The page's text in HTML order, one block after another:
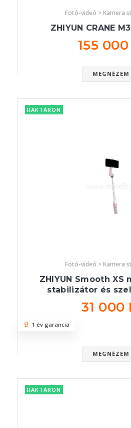
Fotó-videó > Kamera
ZHIYUN CRANE
155
MEGNÉZEM
RAKTÁRON
Fotó-videó > Kamera
ZHIYUN Smooth
stabilizátor és
31 000
MEGNÉZEM
1 év garancia
RAKTÁRON